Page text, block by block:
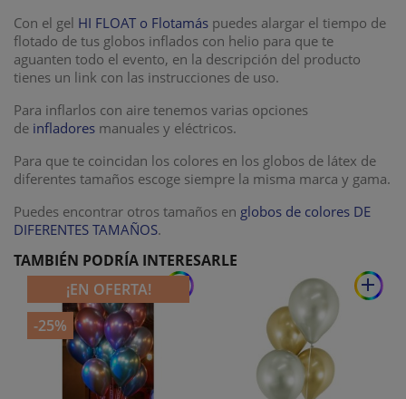
Con el gel HI FLOAT o Flotamás puedes alargar el tiempo de
flotado de tus globos inflados con helio para que te
aguanten todo el evento, en la descripción del producto
tienes un link con las instrucciones de uso.
Para inflarlos con aire tenemos varias opciones
de infladores manuales y eléctricos.
Para que te coincidan los colores en los globos de látex de
diferentes tamaños escoge siempre la misma marca y gama.
Puedes encontrar otros tamaños en globos de colores DE
DIFERENTES TAMAÑOS.
TAMBIÉN PODRÍA INTERESARLE
add
¡EN OFERTA!
-25%
add